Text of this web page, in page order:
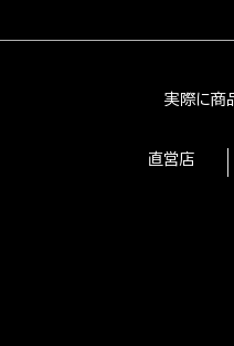
実際に商
直営店